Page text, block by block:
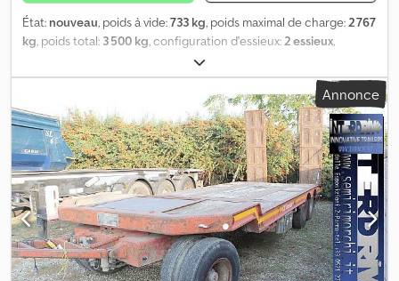
État: nouveau, poids à vide:733 kg, poids maximal de charge:2 767
kg, poids total: 3 500 kg, configuration d'essieux:2 essieux,
longueur de l'espace de chargement:
l’espace de chargement:1 840 mm, suspension:lame
, Remorque pour engins de chantier Ifor
Williams - Tandem / 2 essieux - Arrière coudé pour un angle de
montée extra plat - Rampe pleine largeur, 120 cm de longueur -
Dimensions caisse env. : L x l 304 x 184 cm - PTAC : 3500 kg - Poids
à vide env. : 733 kg (hors options) - Plancher en contreplaqué
bakélisé 24 mm pour fortes charges ponctuelles Dksdpfsyglq Hex
Ah Ier - 10 anneaux d'arrimage (800 kg) - Support pour godet à
l'avant - Garde-boue en acier marchables - Pneus : 185/70R13C
Équipements déjà inclus dans le prix affiché : - 4 anneaux
d'arrimage supplémentaires au sol - Roue de secours avec
Annonce